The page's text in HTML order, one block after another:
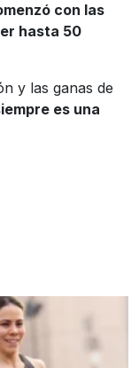
con las
hasta 50
y las ganas de
es una